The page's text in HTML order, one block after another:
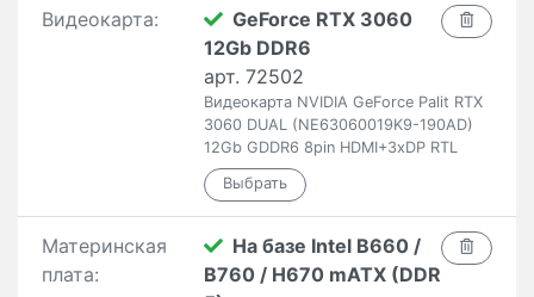
Видеокарта:
GeForce RTX 3060
12Gb DDR6
арт. 72502
Видеокарта NVIDIA GeForce Palit RTX
3060 DUAL (NE63060019K9-190AD)
12Gb GDDR6 8pin HDMI+3xDP RTL
Материнская
плата:
На базе Intel B660 /
B760 / H670 mATX (DDR